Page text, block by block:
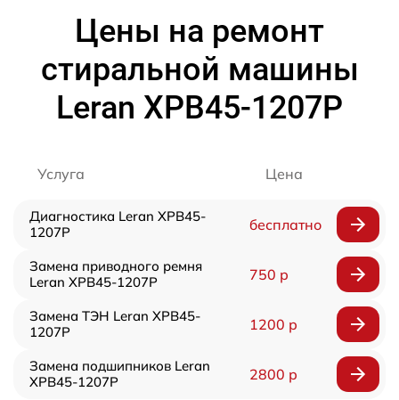
Цены на ремонт
стиральной машины
Leran XPB45-1207P
Услуга Цена
Диагностика Leran XPB45-
1207P
бесплатно
Замена приводного ремня
Leran XPB45-1207P
750 р
Замена ТЭН Leran XPB45-
1207P
1200 р
Замена подшипников Leran
XPB45-1207P
2800 р